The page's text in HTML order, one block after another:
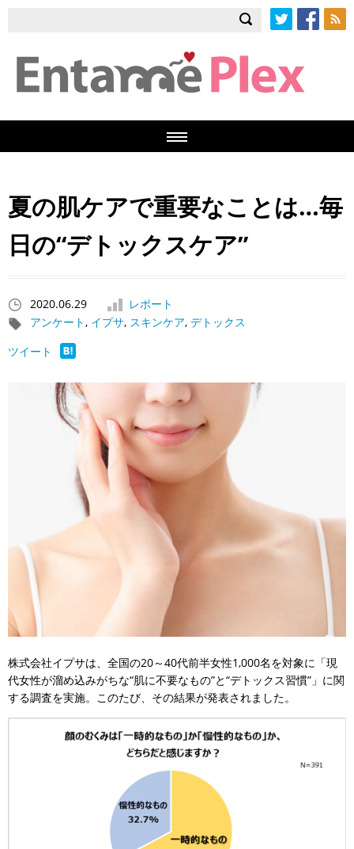
夏の肌ケアで重要なことは…毎
日の“デトックスケア”
2020.06.29
レポート
アンケート, イプサ, スキンケア, デトックス
ツイート
株式会社イプサは、全国の20～40代前半女性1,000名を対象に「現
代女性が溜め込みがちな“肌に不要なもの”と“デトックス習慣”」に関
する調査を実施。このたび、その結果が発表されました。